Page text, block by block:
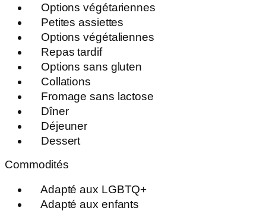
Options végétariennes
Petites assiettes
Options végétaliennes
Repas tardif
Options sans gluten
Collations
Fromage sans lactose
Dîner
Déjeuner
Dessert
Commodités
Adapté aux LGBTQ+
Adapté aux enfants